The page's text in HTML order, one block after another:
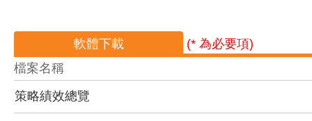
軟體下載
(* 為必要項)
檔案名稱
策略績效總覽